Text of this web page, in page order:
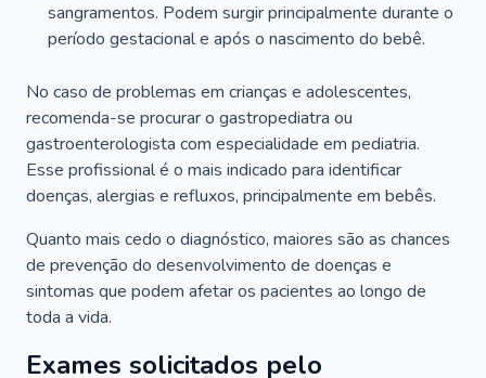
sangramentos. Podem surgir principalmente durante o
período gestacional e após o nascimento do bebê.
No caso de problemas em crianças e adolescentes,
recomenda-se procurar o gastropediatra ou
gastroenterologista com especialidade em pediatria.
Esse profissional é o mais indicado para identificar
doenças, alergias e refluxos, principalmente em bebês.
Quanto mais cedo o diagnóstico, maiores são as chances
de prevenção do desenvolvimento de doenças e
sintomas que podem afetar os pacientes ao longo de
toda a vida.
Exames solicitados pelo